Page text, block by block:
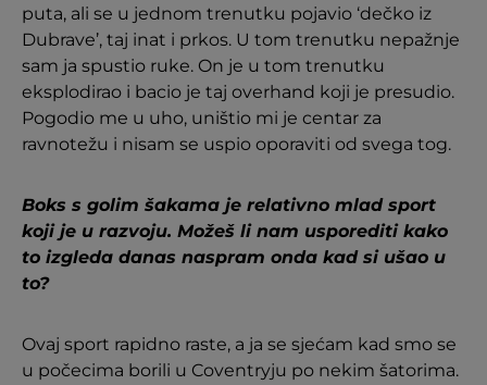
puta, ali se u jednom trenutku pojavio ‘dečko iz
Dubrave’, taj inat i prkos. U tom trenutku nepažnje
sam ja spustio ruke. On je u tom trenutku
eksplodirao i bacio je taj overhand koji je presudio.
Pogodio me u uho, uništio mi je centar za
ravnotežu i nisam se uspio oporaviti od svega tog.
Boks s golim šakama je relativno mlad sport
koji je u razvoju. Možeš li nam usporediti kako
to izgleda danas naspram onda kad si ušao u
to?
Ovaj sport rapidno raste, a ja se sjećam kad smo se
u počecima borili u Coventryju po nekim šatorima.